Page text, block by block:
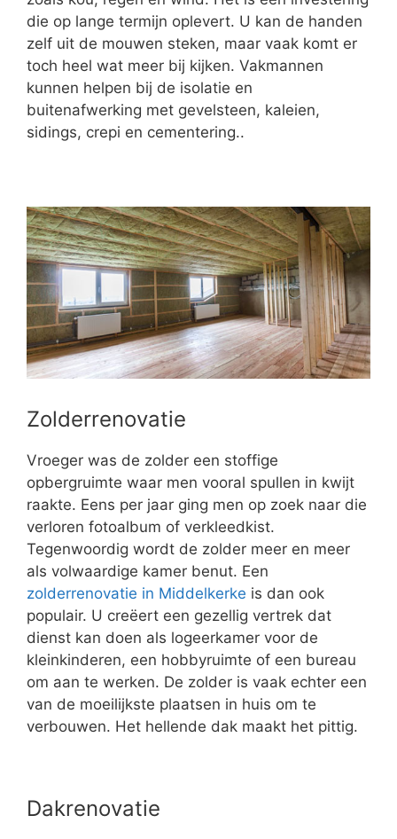
die op lange termijn oplevert. U kan de handen
zelf uit de mouwen steken, maar vaak komt er
toch heel wat meer bij kijken. Vakmannen
kunnen helpen bij de isolatie en
buitenafwerking met gevelsteen, kaleien,
sidings, crepi en cementering..
Zolderrenovatie
Vroeger was de zolder een stoffige
opbergruimte waar men vooral spullen in kwijt
raakte. Eens per jaar ging men op zoek naar die
verloren fotoalbum of verkleedkist.
Tegenwoordig wordt de zolder meer en meer
als volwaardige kamer benut. Een
zolderrenovatie in Middelkerke is dan ook
populair. U creëert een gezellig vertrek dat
dienst kan doen als logeerkamer voor de
kleinkinderen, een hobbyruimte of een bureau
om aan te werken. De zolder is vaak echter een
van de moeilijkste plaatsen in huis om te
verbouwen. Het hellende dak maakt het pittig.
Dakrenovatie